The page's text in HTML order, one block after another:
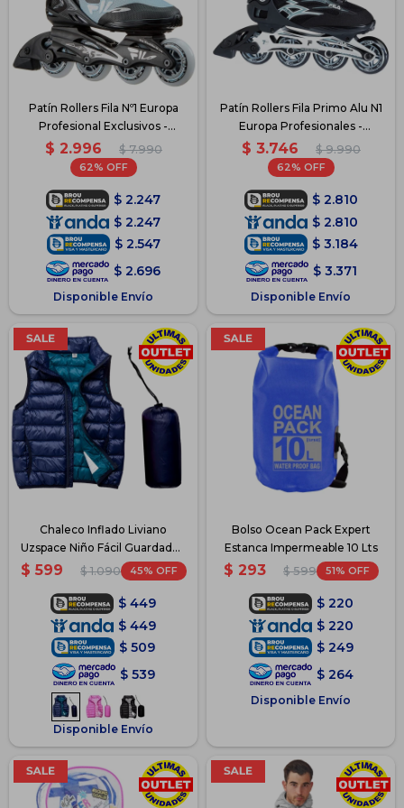
Patín Rollers Fila Nº1 Europa
Profesional Exclusivos -
Celeste
$ 2.996 $ 7.990
62
$ 2.247
$ 2.247
$ 2.547
$ 2.696
Disponible Envío
Patín Rollers Fila Primo Alu N1
Europa Profesionales -
Negro/Gris
$ 3.746 $ 9.990
62
$ 2.810
$ 2.810
$ 3.184
$ 3.371
Disponible Envío
Chaleco Inflado Liviano
Uzspace Niño Fácil Guardado -
Azul
$ 599 $ 1.090 45
$ 449
$ 449
$ 509
$ 539
Disponible Envío
Bolso Ocean Pack Expert
Estanca Impermeable 10 Lts
$ 293 $ 599 51
$ 220
$ 220
$ 249
$ 264
Disponible Envío